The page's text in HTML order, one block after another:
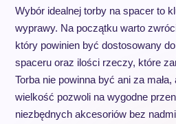
Wybór idealnej torby na spacer to
wyprawy. Na początku warto
który powinien być dostosowany
spaceru oraz ilości rzeczy, które
Torba nie powinna być ani za
wielkość pozwoli na wygodne
niezbędnych akcesoriów bez